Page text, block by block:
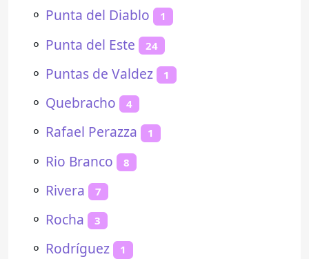
⚬ Punta del Diablo 1
⚬ Punta del Este 24
⚬ Puntas de Valdez 1
⚬ Quebracho 4
⚬ Rafael Perazza 1
⚬ Rio Branco 8
⚬ Rivera 7
⚬ Rocha 3
⚬ Rodríguez 1